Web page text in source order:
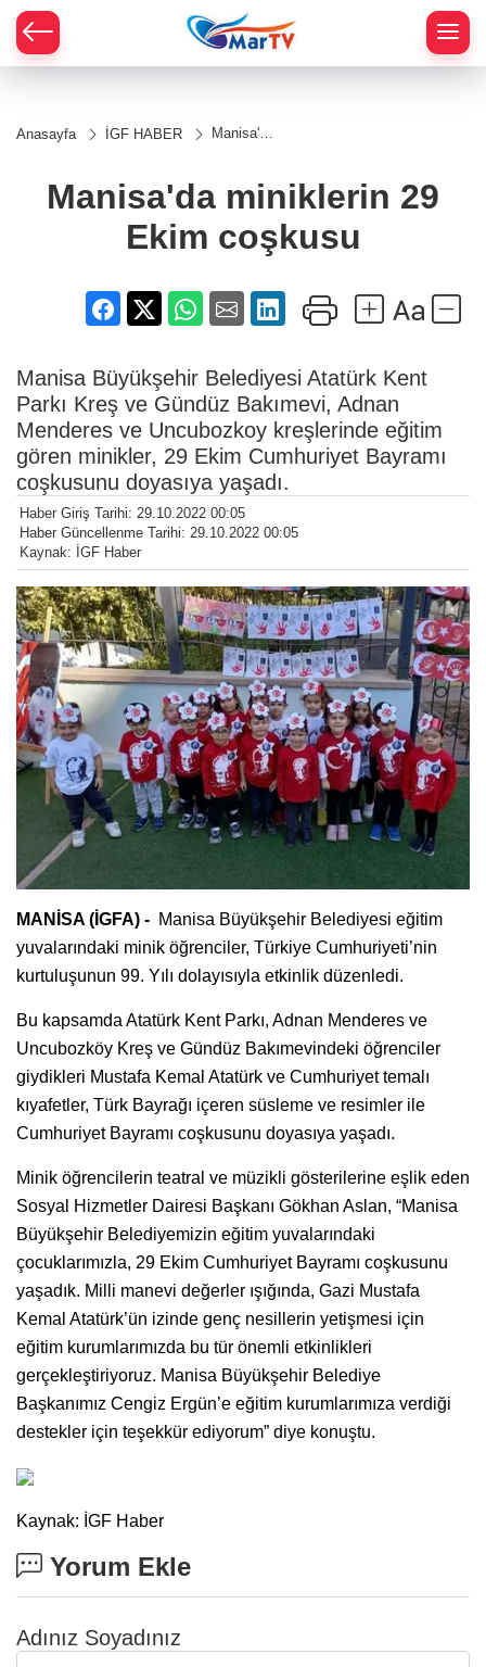
Anasayfa İGF HABER
Manisa'da
coşkusu
Manisa'da miniklerin 29
Ekim coşkusu
Manisa Büyükşehir Belediyesi Atatürk Kent
Parkı Kreş ve Gündüz Bakımevi, Adnan
Menderes ve Uncubozkoy kreşlerinde eğitim
gören minikler, 29 Ekim Cumhuriyet Bayramı
coşkusunu doyasıya yaşadı.
Haber Giriş Tarihi: 29.10.2022 00:05
Haber Güncellenme Tarihi: 29.10.2022 00:05
Kaynak: İGF Haber
MANİSA (İGFA) - Manisa Büyükşehir Belediyesi eğitim
yuvalarındaki minik öğrenciler, Türkiye Cumhuriyeti’nin
kurtuluşunun 99. Yılı dolayısıyla etkinlik düzenledi.
Bu kapsamda Atatürk Kent Parkı, Adnan Menderes ve
Uncubozköy Kreş ve Gündüz Bakımevindeki öğrenciler
giydikleri Mustafa Kemal Atatürk ve Cumhuriyet temalı
kıyafetler, Türk Bayrağı içeren süsleme ve resimler ile
Cumhuriyet Bayramı coşkusunu doyasıya yaşadı.
Minik öğrencilerin teatral ve müzikli gösterilerine eşlik eden
Sosyal Hizmetler Dairesi Başkanı Gökhan Aslan, “Manisa
Büyükşehir Belediyemizin eğitim yuvalarındaki
çocuklarımızla, 29 Ekim Cumhuriyet Bayramı coşkusunu
yaşadık. Milli manevi değerler ışığında, Gazi Mustafa
Kemal Atatürk’ün izinde genç nesillerin yetişmesi için
eğitim kurumlarımızda bu tür önemli etkinlikleri
gerçekleştiriyoruz. Manisa Büyükşehir Belediye
Başkanımız Cengiz Ergün’e eğitim kurumlarımıza verdiği
destekler için teşekkür ediyorum” diye konuştu.
Kaynak: İGF Haber
Yorum Ekle
Adınız Soyadınız